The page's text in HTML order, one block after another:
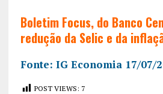
Boletim Focus, do Banco
redução da Selic e da
Fonte: IG Economia 17/07/
POST VIEWS: 7